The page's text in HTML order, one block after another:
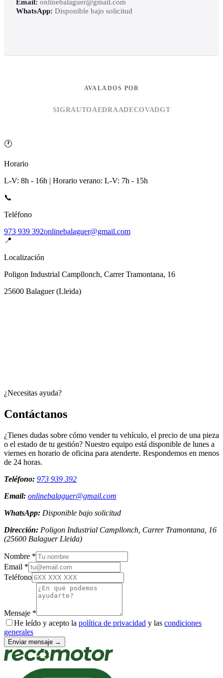
WhatsApp: Disponible bajo solicitud
AVALADOS POR
SIGRAUTOAEDRAADECOVADGT
🕐
Horario
L-V: 8h - 16h | Horario verano: L-V: 7h - 15h
📞
Teléfono
973 939 392onlinebalaguer@gmail.com
📍
Localización
Poligon Industrial Campllonch, Carrer Tramontana, 16
25600 Balaguer(Lleida)
¿Necesitas ayuda?
Contáctanos
¿Tienes dudas sobre cómo vender tu vehículo, el precio de una pieza
o el estado de tu gestión? Nuestro equipo está disponible de lunes a
viernes en horario de oficina para atenderte. Respondemos en menos
de 24 horas.
Teléfono: 973 939 392
Email: onlinebalaguer@gmail.com
WhatsApp: Disponible bajo solicitud
Dirección: Poligon Industrial Campllonch, Carrer Tramontana, 16
(25600 Balaguer Lleida)
Nombre *
Email *
Teléfono
Mensaje *
He leído y acepto la política de privacidad y las condiciones
generales
Enviar mensaje →